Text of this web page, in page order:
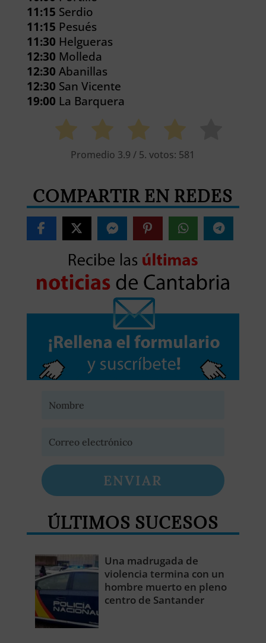
11:15 Serdio
11:15 Pesués
11:30 Helgueras
12:30 Molleda
12:30 Abanillas
12:30 San Vicente
19:00 La Barquera
Promedio 3.9 / 5. votos: 581
COMPARTIR EN REDES
ENVIAR
ÚLTIMOS SUCESOS
Una madrugada de
violencia termina con un
hombre muerto en pleno
centro de Santander